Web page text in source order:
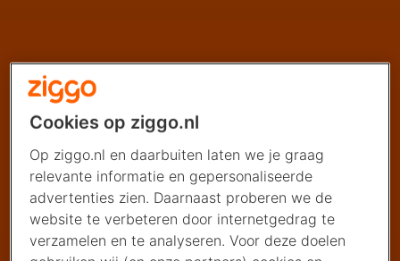
Cookies op ziggo.nl
Op ziggo.nl en daarbuiten laten we je graag
relevante informatie en gepersonaliseerde
advertenties zien. Daarnaast proberen we de
website te verbeteren door internetgedrag te
verzamelen en te analyseren. Voor deze doelen